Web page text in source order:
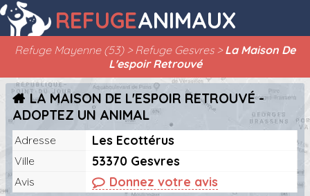
REFUGEANIMAUX
Refuge Mayenne (53) Refuge Gesvres
La Maison De
L'espoir Retrouvé
LA MAISON DE L'ESPOIR RETROUVÉ -
ADOPTEZ UN ANIMAL
Adresse Les Ecottérus
Ville 53370 Gesvres
Avis Donnez votre avis